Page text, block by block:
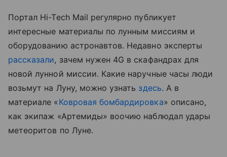
Портал Hi-Tech Mail регулярно публикует
интересные материалы по лунным миссиям и
оборудованию астронавтов. Недавно эксперты
рассказали, зачем нужен 4G в скафандрах для
новой лунной миссии. Какие наручные часы люди
возьмут на Луну, можно узнать здесь. А в
материале « Ковровая бомбардировка» описано,
как экипаж «Артемиды» воочию наблюдал удары
метеоритов по Луне.